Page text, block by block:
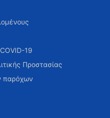
19
Προστασίας
παρόχων